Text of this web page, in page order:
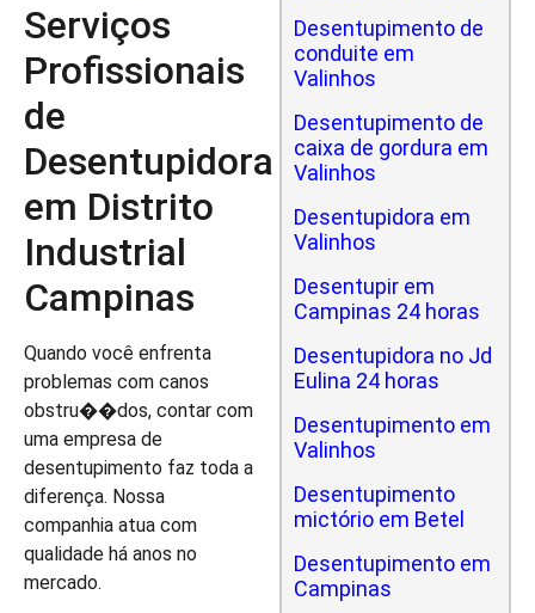
Serviços
Profissionais
de
Desentupidora
em Distrito
Industrial
Campinas
Quando você enfrenta
problemas com canos
obstru��dos, contar com
uma empresa de
desentupimento faz toda a
diferença. Nossa
companhia atua com
qualidade há anos no
mercado.
Desentupimento de
conduite em
Valinhos
Desentupimento de
caixa de gordura em
Valinhos
Desentupidora em
Valinhos
Desentupir em
Campinas 24 horas
Desentupidora no Jd
Eulina 24 horas
Desentupimento em
Valinhos
Desentupimento
mictório em Betel
Desentupimento em
Campinas